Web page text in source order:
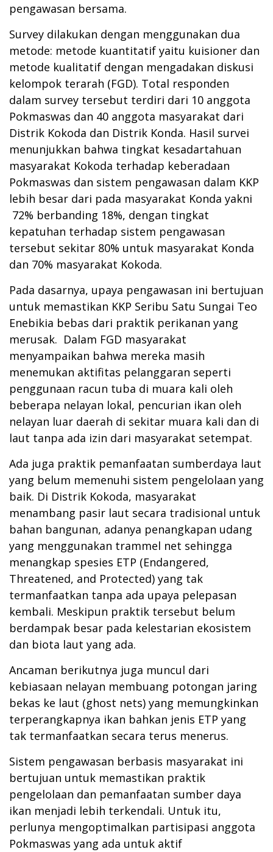
pengawasan bersama.
Survey dilakukan dengan menggunakan dua
metode: metode kuantitatif yaitu kuisioner dan
metode kualitatif dengan mengadakan diskusi
kelompok terarah (FGD). Total responden
dalam survey tersebut terdiri dari 10 anggota
Pokmaswas dan 40 anggota masyarakat dari
Distrik Kokoda dan Distrik Konda. Hasil survei
menunjukkan bahwa tingkat kesadartahuan
masyarakat Kokoda terhadap keberadaan
Pokmaswas dan sistem pengawasan dalam KKP
lebih besar dari pada masyarakat Konda yakni
72% berbanding 18%, dengan tingkat
kepatuhan terhadap sistem pengawasan
tersebut sekitar 80% untuk masyarakat Konda
dan 70% masyarakat Kokoda.
Pada dasarnya, upaya pengawasan ini bertujuan
untuk memastikan KKP Seribu Satu Sungai Teo
Enebikia bebas dari praktik perikanan yang
merusak. Dalam FGD masyarakat
menyampaikan bahwa mereka masih
menemukan aktifitas pelanggaran seperti
penggunaan racun tuba di muara kali oleh
beberapa nelayan lokal, pencurian ikan oleh
nelayan luar daerah di sekitar muara kali dan di
laut tanpa ada izin dari masyarakat setempat.
Ada juga praktik pemanfaatan sumberdaya laut
yang belum memenuhi sistem pengelolaan yang
baik. Di Distrik Kokoda, masyarakat
menambang pasir laut secara tradisional untuk
bahan bangunan, adanya penangkapan udang
yang menggunakan trammel net sehingga
menangkap spesies ETP (Endangered,
Threatened, and Protected) yang tak
termanfaatkan tanpa ada upaya pelepasan
kembali. Meskipun praktik tersebut belum
berdampak besar pada kelestarian ekosistem
dan biota laut yang ada.
Ancaman berikutnya juga muncul dari
kebiasaan nelayan membuang potongan jaring
bekas ke laut (ghost nets) yang memungkinkan
terperangkapnya ikan bahkan jenis ETP yang
tak termanfaatkan secara terus menerus.
Sistem pengawasan berbasis masyarakat ini
bertujuan untuk memastikan praktik
pengelolaan dan pemanfaatan sumber daya
ikan menjadi lebih terkendali. Untuk itu,
perlunya mengoptimalkan partisipasi anggota
Pokmaswas yang ada untuk aktif